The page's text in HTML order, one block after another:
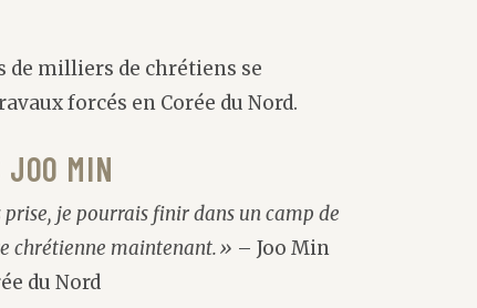
de milliers de chrétiens se
forcés en Corée du Nord.
JOO MIN
prise, je pourrais finir dans un camp de
chrétienne maintenant.» – Joo Min
du Nord